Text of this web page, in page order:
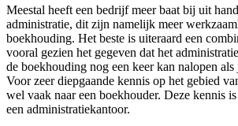
Meestal heeft een bedrijf meer baat bij uit
administratie, dit zijn namelijk meer
boekhouding. Het beste is uiteraard een
vooral gezien het gegeven dat het
de boekhouding nog een keer kan nalopen
Voor zeer diepgaande kennis op het gebied
wel vaak naar een boekhouder. Deze kennis
een administratiekantoor.